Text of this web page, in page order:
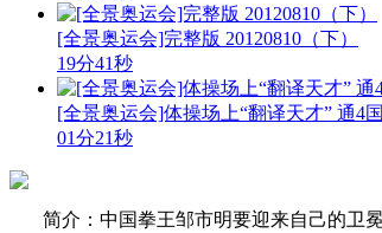
[全景奥运会]完整版 20120810（下）
19分41秒
[全景奥运会]体操场上“翻译天才” 通4
01分21秒
简介：中国拳王邹市明要迎来自己的卫